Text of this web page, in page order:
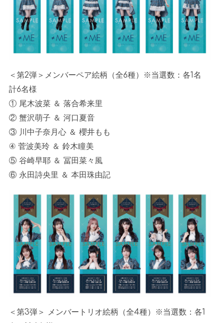
＜第2弾＞メンバーペア絵柄（全6種）※当選数：各1名
計6名様
① 尾木波菜 ＆ 落合希来里
② 蟹沢萌子 ＆ 河口夏音
③ 川中子奈月心 ＆ 櫻井もも
④ 菅波美玲 ＆ 鈴木瞳美
⑤ 谷崎早耶 ＆ 冨田菜々風
⑥ 永田詩央里 ＆ 本田珠由記
＜第3弾＞ メンバートリオ絵柄（全4種）※当選数：各1